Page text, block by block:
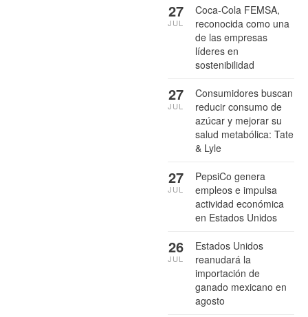
Coca-Cola FEMSA,
reconocida como una
de las empresas
líderes en
sostenibilidad
27
JUL
Consumidores buscan
reducir consumo de
azúcar y mejorar su
salud metabólica: Tate
& Lyle
27
JUL
PepsiCo genera
empleos e impulsa
actividad económica
en Estados Unidos
27
JUL
Estados Unidos
reanudará la
importación de
ganado mexicano en
agosto
26
JUL